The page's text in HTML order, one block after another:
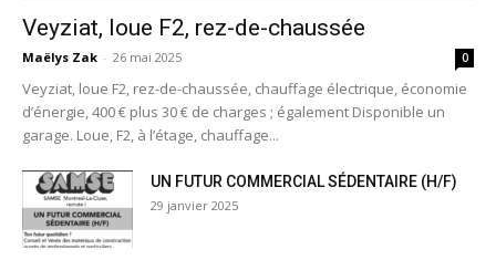
Veyziat, loue F2, rez-de-chaussée
Maëlys Zak - 26 mai 2025 0
Veyziat, loue F2, rez-de-chaussée, chauffage électrique, économie
d’énergie, 400 € plus 30 € de charges ; également Disponible un
garage. Loue, F2, à l’étage, chauffage...
UN FUTUR COMMERCIAL SÉDENTAIRE (H/F)
29 janvier 2025